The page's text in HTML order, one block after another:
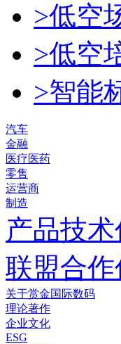
>低空
>低空
>智能
汽车
金融
医疗医药
零售
运营商
制造
产品技
联盟合作
关于赏金国际数码
理论著作
企业文化
ESG